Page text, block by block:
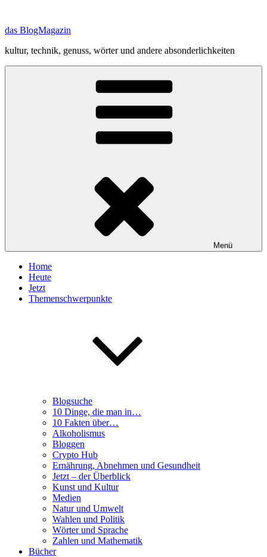
springen
das BlogMagazin
kultur, technik, genuss, wörter und andere absonderlichkeiten
Menü
Home
Heute
Jetzt
Themenschwerpunkte
Blogsuche
10 Dinge, die man in…
10 Fakten über…
Alkoholismus
Bloggen
Crypto Hub
Ernährung, Abnehmen und Gesundheit
Jetzt – der Überblick
Kunst und Kultur
Medien
Natur und Umwelt
Wahlen und Politik
Wörter und Sprache
Zahlen und Mathematik
Bücher